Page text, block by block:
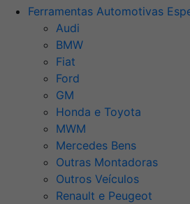
Ferramentas Automotivas
Audi
BMW
Fiat
Ford
GM
Honda e Toyota
MWM
Mercedes Bens
Outras Montadoras
Outros Veículos
Renault e Peugeot